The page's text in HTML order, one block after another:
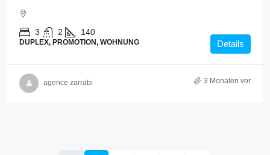
3 2 140
DUPLEX, PROMOTION, WOHNUNG Details
agence zarrabi 3 Monaten vor